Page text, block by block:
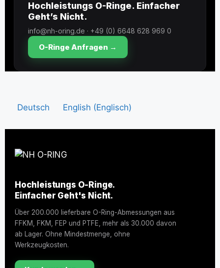
Hochleistungs O-Ringe. Einfacher
Geht’s Nicht.
info@nh-oring.de · +49 (0) 6648 628 969 0
O-Ringe Anfragen →
Deutsch English (Englisch)
Hochleistungs O-Ringe.
Einfacher Geht's Nicht.
Über 200.000 lieferbare O-Ring-Abmessungen aus
FFKM, FKM, FEP und PTFE, mehr als 30.000 davon
ab Lager. Ohne Mindestmenge, ohne
Werkzeugkosten.